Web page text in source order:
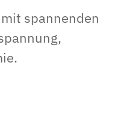
spannenden